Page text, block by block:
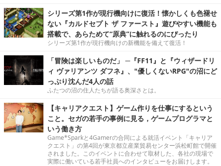
シリーズ第1作が現行機向けに復活！懐かしくも色褪せ
ない『カルドセプト ザ ファースト』遊びやすい機能も
搭載で、あらためて“原典”に触れるのにぴったり
シリーズ第1作が現行機向けの新機能を備えて復活！
「冒険は楽しいものだ」 ─『FF11』と『ウィザードリ
ィ ヴァリアンツ ダフネ』、"優しくないRPG"の沼にど
っぷり沈んだ4人の話
ふたつの沼の住人たちが語る奥深さとは。
【キャリアクエスト】ゲーム作りを仕事にするという
こと。セガの若手の事例に見る，ゲームプログラマと
いう働き方
Game*Sparkと4Gamerの合同による就活イベント「キャリア
クエスト」の第4回が東京都立産業貿易センター浜松町館で開催
されました。このイベントに合わせて取材した、各社の現場で
実際に働いている若手社員へのインタビューをお届けします。